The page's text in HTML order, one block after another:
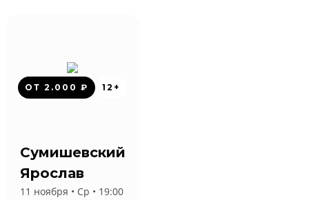
ОТ 2.000 ₽ 12+
Сумишевский
Ярослав
11 ноября • Ср • 19:00